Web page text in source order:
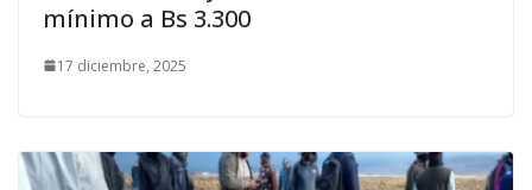
mínimo a Bs 3.300
17 diciembre, 2025